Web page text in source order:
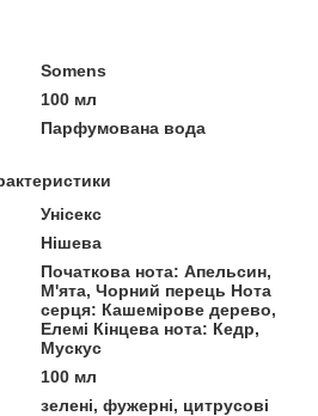
Somens
100 мл
Парфумована вода
Унісекс
Нішева
Початкова нота: Апельсин,
М'ята, Чорний перець Нота
серця: Кашемірове дерево,
Елемі Кінцева нота: Кедр,
Мускус
100 мл
зелені, фужерні, цитрусові